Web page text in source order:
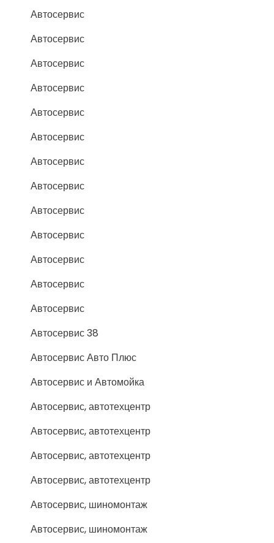
Автосервис
Автосервис
Автосервис
Автосервис
Автосервис
Автосервис
Автосервис
Автосервис
Автосервис
Автосервис
Автосервис
Автосервис
Автосервис
Автосервис 38
Автосервис Авто Плюс
Автосервис и Автомойка
Автосервис, автотехцентр
Автосервис, автотехцентр
Автосервис, автотехцентр
Автосервис, автотехцентр
Автосервис, шиномонтаж
Автосервис, шиномонтаж